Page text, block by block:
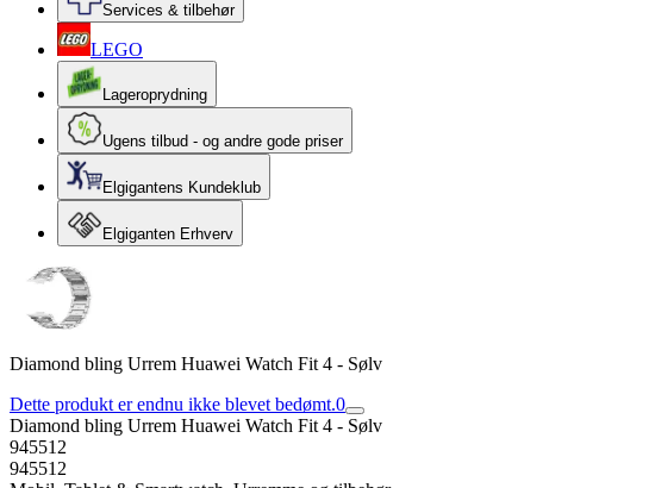
Services & tilbehør
LEGO
Lageroprydning
Ugens tilbud - og andre gode priser
Elgigantens Kundeklub
Elgiganten Erhverv
Diamond bling Urrem Huawei Watch Fit 4 - Sølv
Dette produkt er endnu ikke blevet bedømt.0
Diamond bling Urrem Huawei Watch Fit 4 - Sølv
945512
945512